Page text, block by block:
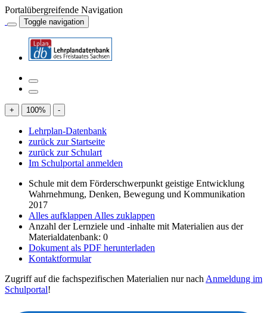
Portalübergreifende Navigation
Toggle navigation
+ 100% -
Lehrplan-Datenbank
zurück zur Startseite
zurück zur Schulart
Im Schulportal anmelden
Schule mit dem Förderschwerpunkt geistige Entwicklung
Wahrnehmung, Denken, Bewegung und Kommunikation
2017
Alles aufklappen Alles zuklappen
Anzahl der Lernziele und -inhalte mit Materialien aus der
Materialdatenbank: 0
Dokument als PDF herunterladen
Kontaktformular
Zugriff auf die fachspezifischen Materialien nur nach Anmeldung im
Schulportal!